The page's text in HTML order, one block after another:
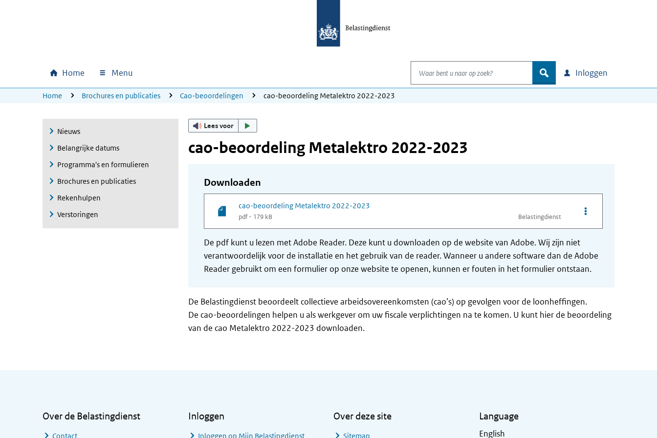
Hoofdnavigatie
Home Menu
Waar bent u naar op zoek?
zoek Inloggen
U bevindt zich hier:
Home Brochures en publicaties Cao-beoordelingen cao-beoordeling Metalektro 2022-2023
Nieuws
Belangrijke datums
Programma's en formulieren
Brochures en publicaties
Rekenhulpen
Verstoringen
Lees voor
cao-beoordeling Metalektro 2022-2023
Downloaden
cao-beoordeling Metalektro 2022-2023
pdf - 179 kB Belastingdienst
Opties van bestand
De pdf kunt u lezen met Adobe Reader. Deze kunt u downloaden op de website van Adobe. Wij zijn niet
verantwoordelijk voor de installatie en het gebruik van de reader. Wanneer u andere software dan de Adobe
Reader gebruikt om een formulier op onze website te openen, kunnen er fouten in het formulier ontstaan.
De Belastingdienst beoordeelt collectieve arbeidsovereenkomsten (cao’s) op gevolgen voor de loonheffingen.
De cao-beoordelingen helpen u als werkgever om uw fiscale verplichtingen na te komen. U kunt hier de beoordeling
van de cao Metalektro 2022-2023 downloaden.
Over de Belastingdienst
Contact
Inloggen
Inloggen op Mijn Belastingdienst
Over deze site
Sitemap
Language
English